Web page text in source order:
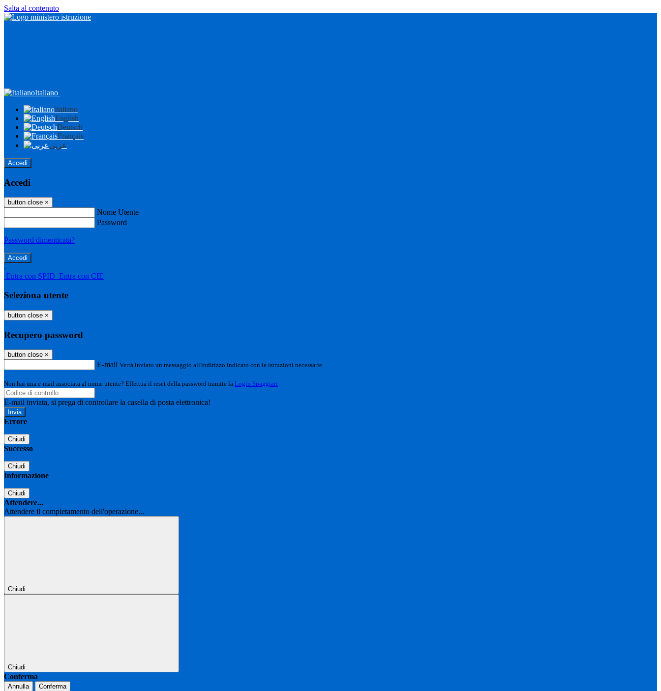
Salta al contenuto
Italiano
Italiano
English
Deutsch
Français
عربى
Accedi
Accedi
button close ×
Nome Utente
Password
Password dimenticata?
-
Entra con SPID Entra con CIE
Seleziona utente
button close ×
Recupero password
button close ×
E-mail Verrà inviato un messaggio all'indirizzo indicato con le istruzioni necessarie.
Non hai una e-mail associata al nome utente? Effettua il reset della password tramite la Login Spaggiari
E-mail inviata, si prega di controllare la casella di posta elettronica!
Errore
Chiudi
Successo
Chiudi
Informazione
Chiudi
Attendere...
Attendere il completamento dell'operazione...
Chiudi
Chiudi
Conferma
Annulla Conferma